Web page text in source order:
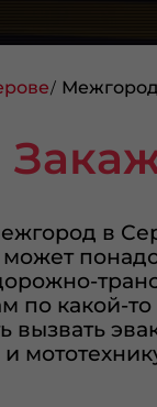
Межгород
в
по какой-
вызвать